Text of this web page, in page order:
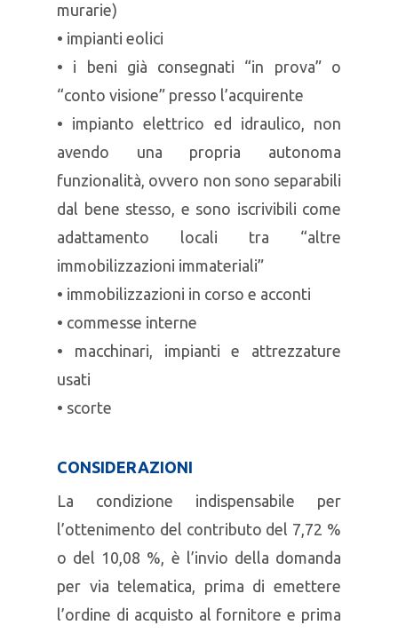
murarie)
• impianti eolici
• i beni già consegnati “in prova” o
“conto visione” presso l’acquirente
• impianto elettrico ed idraulico, non
avendo una propria autonoma
funzionalità, ovvero non sono separabili
dal bene stesso, e sono iscrivibili come
adattamento locali tra “altre
immobilizzazioni immateriali”
• immobilizzazioni in corso e acconti
• commesse interne
• macchinari, impianti e attrezzature
usati
• scorte
CONSIDERAZIONI
La condizione indispensabile per
l’ottenimento del contributo del 7,72 %
o del 10,08 %, è l’invio della domanda
per via telematica, prima di emettere
l’ordine di acquisto al fornitore e prima